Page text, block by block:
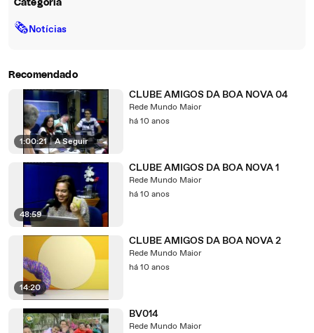
Categoria
🗞Notícias
Recomendado
1:00:21 | A Seguir
CLUBE AMIGOS DA BOA NOVA 04
Rede Mundo Maior
há 10 anos
48:59
CLUBE AMIGOS DA BOA NOVA 1
Rede Mundo Maior
há 10 anos
14:20
CLUBE AMIGOS DA BOA NOVA 2
Rede Mundo Maior
há 10 anos
BV014
Rede Mundo Maior